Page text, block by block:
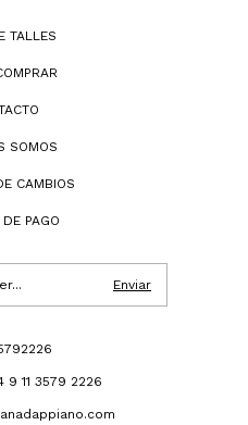
TALLES
SOMOS
CAMBIOS
PAGO
9 11 3579 2226